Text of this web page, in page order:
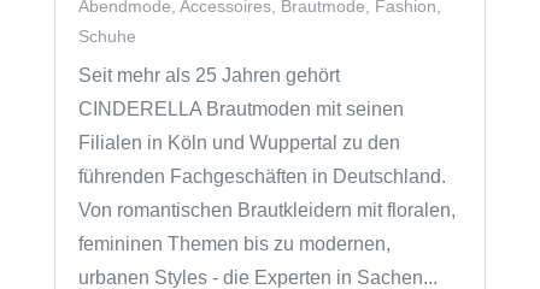
Abendmode Accessoires, Brautmode Fashion
Schuhe
Seit mehr als 25 Jahren gehört
CINDERELLA Brautmoden mit seinen
Filialen in Köln und Wuppertal zu den
führenden Fachgeschäften in Deutschland.
Von romantischen Brautkleidern mit floralen,
femininen Themen bis zu modernen,
urbanen Styles - die Experten in Sachen...